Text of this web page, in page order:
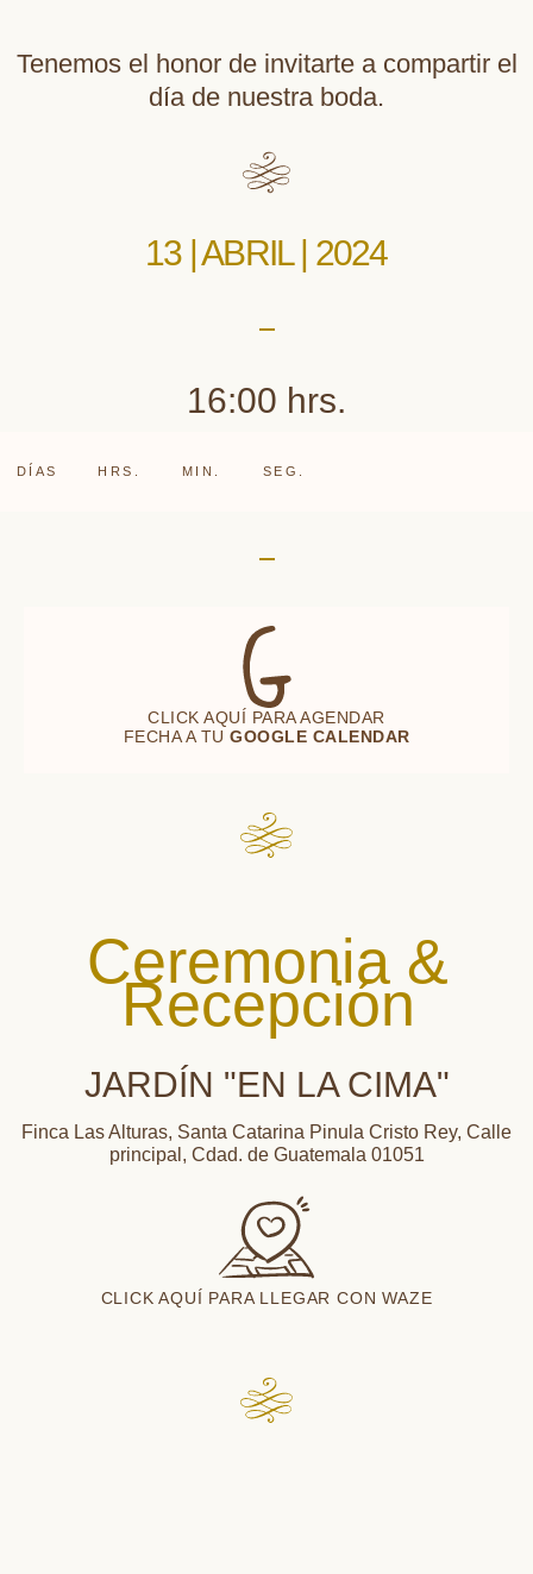
Tenemos el honor de invitarte a compartir el
día de nuestra boda.
13 | ABRIL | 2024
16:00 hrs.
DÍAS HRS. MIN. SEG.
CLICK AQUÍ PARA AGENDAR
FECHA A TU GOOGLE CALENDAR
Ceremonia &
Recepción
JARDÍN "EN LA CIMA"
Finca Las Alturas, Santa Catarina Pinula Cristo Rey, Calle
principal, Cdad. de Guatemala 01051
CLICK AQUÍ PARA LLEGAR CON WAZE